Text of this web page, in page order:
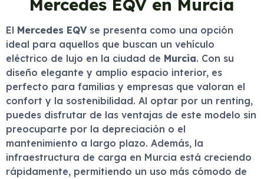
Mercedes EQV en Murcia
El Mercedes EQVse presenta como una opción
ideal para aquellos que buscan un vehículo
eléctrico de lujo en la ciudad de Murcia. Con su
diseño elegante y amplio espacio interior, es
perfecto para familias y empresas que valoran el
confort y la sostenibilidad. Al optar por un renting,
puedes disfrutar de las ventajas de este modelo sin
preocuparte por la depreciación o el
mantenimiento a largo plazo. Además, la
infraestructura de carga en Murcia está creciendo
rápidamente, permitiendo un uso más cómodo de